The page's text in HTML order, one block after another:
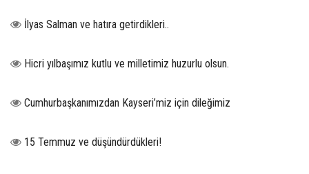
İlyas Salman ve hatıra getirdikleri..
Hicri yılbaşımız kutlu ve milletimiz huzurlu olsun.
Cumhurbaşkanımızdan Kayseri’miz için dileğimiz
15 Temmuz ve düşündürdükleri!